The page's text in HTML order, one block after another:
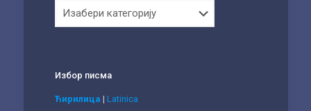
Избор писма
Ћирилица | Latinica